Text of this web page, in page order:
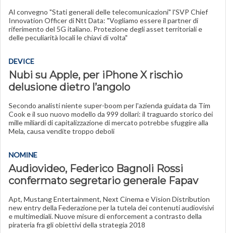
Al convegno "Stati generali delle telecomunicazioni" l'SVP Chief
Innovation Officer di Ntt Data: "Vogliamo essere il partner di
riferimento del 5G italiano. Protezione degli asset territoriali e
delle peculiarità locali le chiavi di volta"
DEVICE
Nubi su Apple, per iPhone X rischio
delusione dietro l’angolo
Secondo analisti niente super-boom per l'azienda guidata da Tim
Cook e il suo nuovo modello da 999 dollari: il traguardo storico dei
mille miliardi di capitalizzazione di mercato potrebbe sfuggire alla
Mela, causa vendite troppo deboli
NOMINE
Audiovideo, Federico Bagnoli Rossi
confermato segretario generale Fapav
Apt, Mustang Entertainment, Next Cinema e Vision Distribution
new entry della Federazione per la tutela dei contenuti audiovisivi
e multimediali. Nuove misure di enforcement a contrasto della
pirateria fra gli obiettivi della strategia 2018